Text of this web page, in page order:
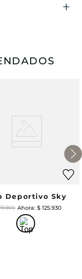
Deportivo Sky
.900 $ 125.930